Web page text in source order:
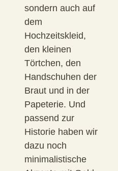
sondern auch auf
dem
Hochzeitskleid,
den kleinen
Törtchen, den
Handschuhen der
Braut und in der
Papeterie. Und
passend zur
Historie haben wir
dazu noch
minimalistische